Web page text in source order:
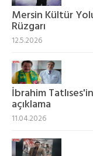
Mersin Kültür
Rüzgarı
12.5.2026
İbrahim
açıklama
11.04.2026